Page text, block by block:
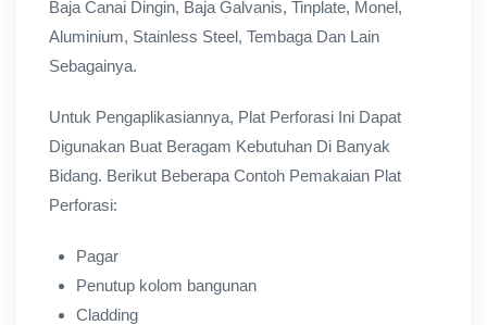
Baja Canai Dingin, Baja Galvanis, Tinplate, Monel,
Aluminium, Stainless Steel, Tembaga Dan Lain
Sebagainya.
Untuk Pengaplikasiannya, Plat Perforasi Ini Dapat
Digunakan Buat Beragam Kebutuhan Di Banyak
Bidang. Berikut Beberapa Contoh Pemakaian Plat
Perforasi:
Pagar
Penutup kolom bangunan
Cladding